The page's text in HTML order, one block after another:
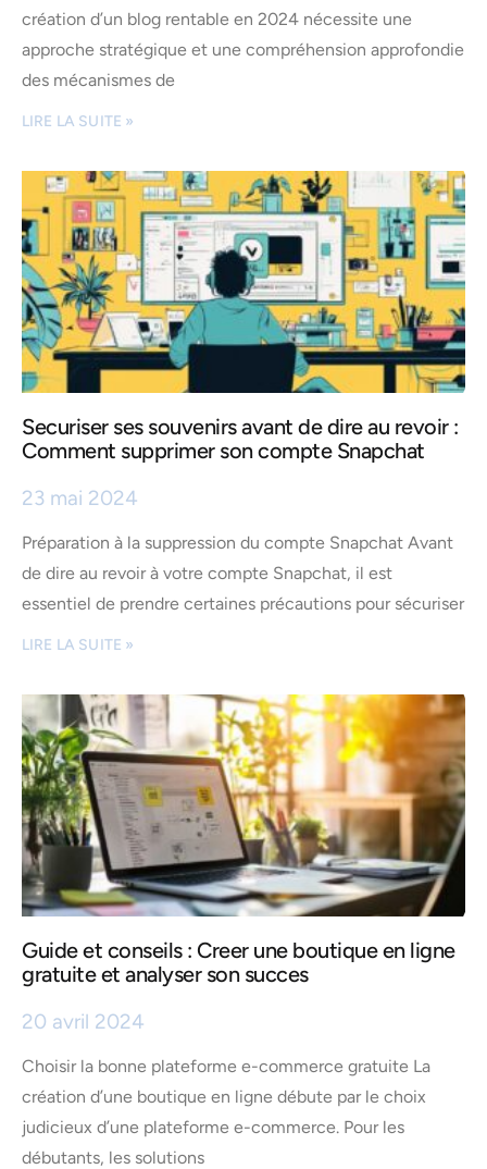
création d’un blog rentable en 2024 nécessite une
approche stratégique et une compréhension approfondie
des mécanismes de
LIRE LA SUITE »
Securiser ses souvenirs avant de dire au revoir :
Comment supprimer son compte Snapchat
23 mai 2024
Préparation à la suppression du compte Snapchat Avant
de dire au revoir à votre compte Snapchat, il est
essentiel de prendre certaines précautions pour sécuriser
LIRE LA SUITE »
Guide et conseils : Creer une boutique en ligne
gratuite et analyser son succes
20 avril 2024
Choisir la bonne plateforme e-commerce gratuite La
création d’une boutique en ligne débute par le choix
judicieux d’une plateforme e-commerce. Pour les
débutants, les solutions